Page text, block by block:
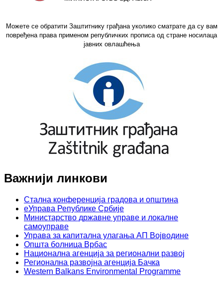
Можете се обратити Заштитнику грађана уколико сматрате да су вам
повређена права применом републичких прописа од стране носилаца
јавних овлашћења
Важнији линкови
Стална конференција градова и општина
еУправа Републике Србије
Министарство државне управе и локалне
самоуправе
Управа за капитална улагања АП Војводине
Општа болница Врбас
Национална агенција за регионални развој
Регионална развојна агенција Бачка
Western Balkans Environmental Programme